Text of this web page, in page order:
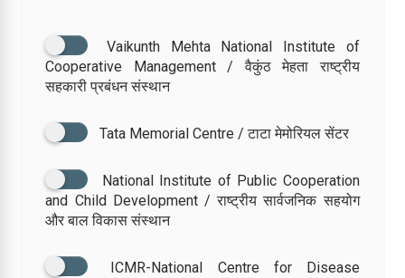
Vaikunth Mehta National Institute of
Cooperative Management / वैकुंठ मेहता राष्ट्रीय
सहकारी प्रबंधन संस्थान
Tata Memorial Centre / टाटा मेमोरियल सेंटर
National Institute of Public Cooperation
and Child Development / राष्ट्रीय सार्वजनिक सहयोग
और बाल विकास संस्थान
ICMR-National Centre for Disease